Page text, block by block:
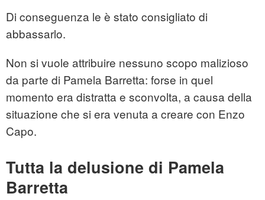
Di conseguenza le è stato consigliato di
abbassarlo.
Non si vuole attribuire nessuno scopo malizioso
da parte di Pamela Barretta: forse in quel
momento era distratta e sconvolta, a causa della
situazione che si era venuta a creare con Enzo
Capo.
Tutta la delusione di Pamela
Barretta